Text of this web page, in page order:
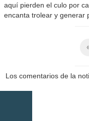
aquí pierden el culo por
encanta trolear y generar
Los comentarios de la